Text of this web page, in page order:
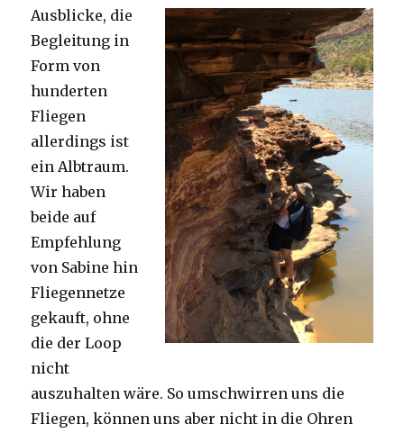
Ausblicke, die
Begleitung in
Form von
hunderten
Fliegen
allerdings ist
ein Albtraum.
Wir haben
beide auf
Empfehlung
von Sabine hin
Fliegennetze
gekauft, ohne
die der Loop
nicht
auszuhalten wäre. So umschwirren uns die
Fliegen, können uns aber nicht in die Ohren